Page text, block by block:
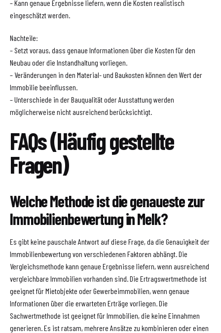
– Kann genaue Ergebnisse liefern, wenn die Kosten realistisch
eingeschätzt werden.
Nachteile:
– Setzt voraus, dass genaue Informationen über die Kosten für den
Neubau oder die Instandhaltung vorliegen.
– Veränderungen in den Material- und Baukosten können den Wert der
Immobilie beeinflussen.
– Unterschiede in der Bauqualität oder Ausstattung werden
möglicherweise nicht ausreichend berücksichtigt.
FAQs (Häufig gestellte
Fragen)
Welche Methode ist die genaueste zur
Immobilienbewertung in Melk?
Es gibt keine pauschale Antwort auf diese Frage, da die Genauigkeit der
Immobilienbewertung von verschiedenen Faktoren abhängt. Die
Vergleichsmethode kann genaue Ergebnisse liefern, wenn ausreichend
vergleichbare Immobilien vorhanden sind. Die Ertragswertmethode ist
geeignet für Mietobjekte oder Gewerbeimmobilien, wenn genaue
Informationen über die erwarteten Erträge vorliegen. Die
Sachwertmethode ist geeignet für Immobilien, die keine Einnahmen
generieren. Es ist ratsam, mehrere Ansätze zu kombinieren oder einen